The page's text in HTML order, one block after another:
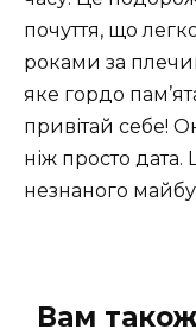
почуття, що
роками за
яке гордо
привітай себе!
ніж просто
незнаного
Вам